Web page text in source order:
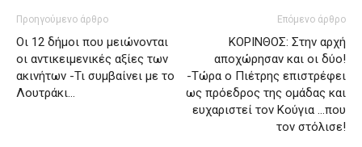
Προηγούμενο άρθρο
Οι 12 δήμοι που μειώνονται
οι αντικειμενικές αξίες των
ακινήτων -Τι συμβαίνει με το
Λουτράκι…
Επόμενο άρθρο
ΚΟΡΙΝΘΟΣ: Στην αρχή
αποχώρησαν και οι δύο!
-Τώρα ο Πιέτρης επιστρέφει
ως πρόεδρος της ομάδας και
ευχαριστεί τον Κούγια …που
τον στόλισε!